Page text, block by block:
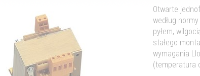
Otwarte
według
pyłem,
stałego
wymagania
(temperatura